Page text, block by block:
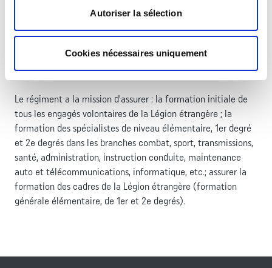
Autoriser la sélection
Cookies nécessaires uniquement
Le régiment a la mission d'assurer : la formation initiale de
tous les engagés volontaires de la Légion étrangère ; la
formation des spécialistes de niveau élémentaire, 1er degré
et 2e degrés dans les branches combat, sport, transmissions,
santé, administration, instruction conduite, maintenance
auto et télécommunications, informatique, etc.; assurer la
formation des cadres de la Légion étrangère (formation
générale élémentaire, de 1er et 2e degrés).